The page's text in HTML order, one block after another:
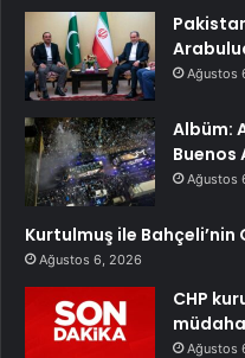
Ağustos
Albüm:
Buenos
Ağustos
Kurtulmuş ile Bahçeli’nin
Ağustos 6, 2026
CHP
Ağustos